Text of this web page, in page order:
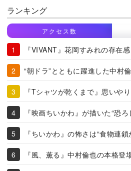
ランキング
アクセス数
『VIVANT』花岡すみれの存在
“朝ドラ”とともに躍進した中村
『Tシャツが乾くまで』思いや
『映画ちいかわ』が描いた“恐
『ちいかわ』の怖さは“食物連鎖
『風、薫る』中村倫也の本格登